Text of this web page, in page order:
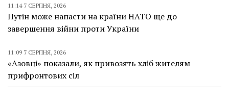
11:14 7 СЕРПНЯ, 2026
Путін може напасти на країни НАТО ще до
завершення війни проти України
11:09 7 СЕРПНЯ, 2026
«Азовці» показали, як привозять хліб жителям
прифронтових сіл